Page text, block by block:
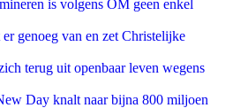
is volgens OM geen enkel
genoeg van en zet Christelijke
terug uit openbaar leven wegens
Day knalt naar bijna 800 miljoen